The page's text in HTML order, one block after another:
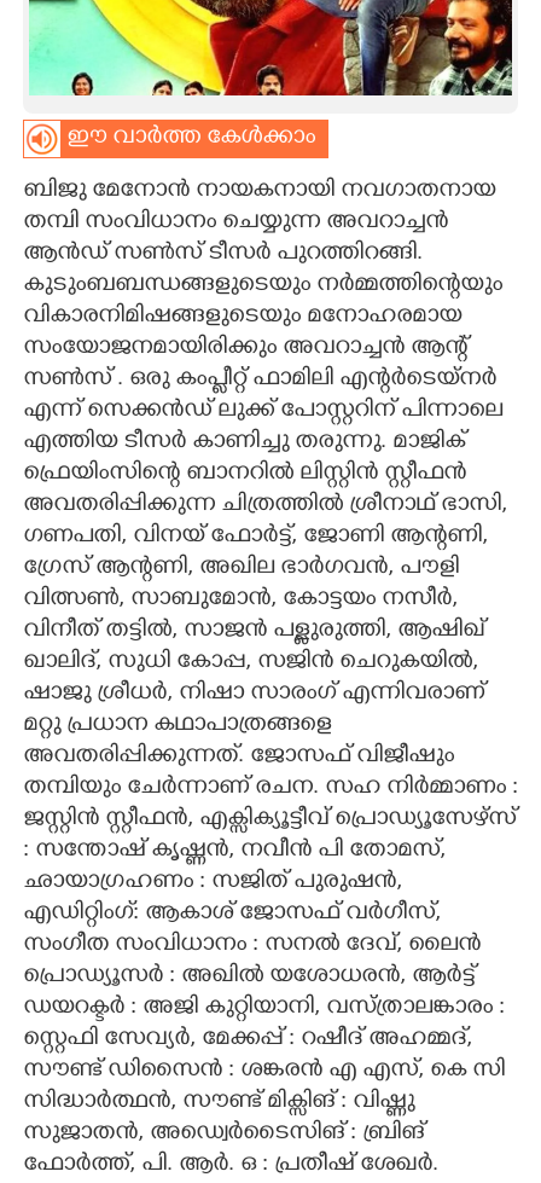
ART
CARTOONS
LITERATURE
ZOOM
ഈ വാർത്ത കേൾക്കാം
ബിജു മേനോൻ നായകനായി നവഗാതനായ
തമ്പി സംവിധാനം ചെയ്യുന്ന അവറാച്ചൻ
ആൻഡ് സൺസ് ടീസർ പുറത്തിറങ്ങി.
കുടുംബബന്ധങ്ങളുടെയും നർമ്മത്തിന്റെയും
വികാരനിമിഷങ്ങളുടെയും മനോഹരമായ
സംയോജനമായിരിക്കും അവറാച്ചൻ ആന്റ്
സൺസ് . ഒരു കംപ്ലീറ്റ് ഫാമിലി എന്റർടെയ്നർ
എന്ന് സെക്കൻഡ് ലുക്ക് പോസ്റ്ററിന് പിന്നാലെ
എത്തിയ ടീസർ കാണിച്ചു തരുന്നു. മാജിക്
ഫ്രെയിംസിന്റെ ബാനറിൽ ലിസ്റ്റിൻ സ്റ്റീഫൻ
അവതരിപ്പിക്കുന്ന ചിത്രത്തിൽ ശ്രീനാഥ് ഭാസി,
ഗണപതി, വിനയ് ഫോർട്ട്, ജോണി ആന്റണി,
ഗ്രേസ് ആന്റണി, അഖില ഭാർഗവൻ, പൗളി
വിത്സൺ, സാബുമോൻ, കോട്ടയം നസീർ,
വിനീത് തട്ടിൽ, സാജൻ പള്ളുരുത്തി, ആഷിഖ്
ഖാലിദ്, സുധി കോപ്പ, സജിൻ ചെറുകയിൽ,
ഷാജു ശ്രീധർ, നിഷാ സാരംഗ് എന്നിവരാണ്
മറ്റു പ്രധാന കഥാപാത്രങ്ങളെ
അവതരിപ്പിക്കുന്നത്. ജോസഫ് വിജീഷും
തമ്പിയും ചേർന്നാണ് രചന. സഹ നിർമ്മാണം :
ജസ്റ്റിൻ സ്റ്റീഫൻ, എക്സിക്യൂട്ടീവ് പ്രൊഡ്യൂസേഴ്സ്
: സന്തോഷ് കൃഷ്ണൻ, നവീൻ പി തോമസ്,
ഛായാഗ്രഹണം : സജിത് പുരുഷൻ,
എഡിറ്റിംഗ്: ആകാശ് ജോസഫ് വർഗീസ്,
സംഗീത സംവിധാനം : സനൽ ദേവ്, ലൈൻ
പ്രൊഡ്യൂസർ : അഖിൽ യശോധരൻ, ആർട്ട്
ഡയറക്ടർ : അജി കുറ്റിയാനി, വസ്ത്രാലങ്കാരം :
സ്റ്റെഫി സേവ്യർ, മേക്കപ്പ് : റഷീദ് അഹമ്മദ്,
സൗണ്ട് ഡിസൈൻ : ശങ്കരൻ എ എസ്, കെ സി
സിദ്ധാർത്ഥൻ, സൗണ്ട് മിക്സിങ് : വിഷ്ണു
സുജാതൻ, അഡ്വെർടൈസിങ് : ബ്രിങ്
ഫോർത്ത്, പി. ആർ. ഒ : പ്രതീഷ് ശേഖർ.